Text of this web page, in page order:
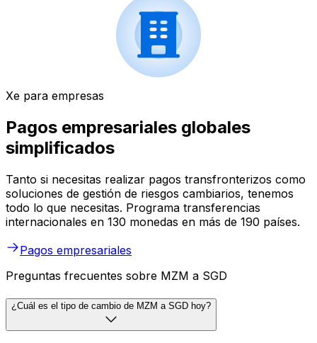
Xe para empresas
Pagos empresariales globales
simplificados
Tanto si necesitas realizar pagos transfronterizos como
soluciones de gestión de riesgos cambiarios, tenemos
todo lo que necesitas. Programa transferencias
internacionales en 130 monedas en más de 190 países.
Pagos empresariales
Preguntas frecuentes sobre MZM a SGD
¿Cuál es el tipo de cambio de MZM a SGD hoy?